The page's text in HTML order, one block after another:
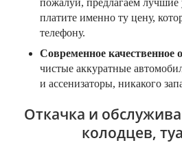
пожалуй, предлагаем
платите именно ту цену,
телефону.
Современное качественное
чистые аккуратные
и ассенизаторы, никакого
Откачка и
колодцев,